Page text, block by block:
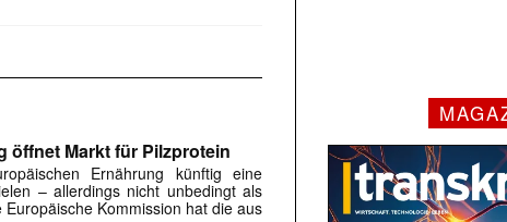
öffnet Markt für Pilzprotein
Ernährung künftig eine
– allerdings nicht unbedingt als
Kommission hat die aus